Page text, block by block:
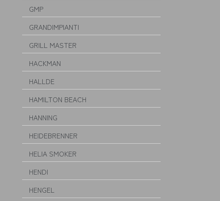
GMP
GRANDIMPIANTI
GRILL MASTER
HACKMAN
HALLDE
HAMILTON BEACH
HANNING
HEIDEBRENNER
HELIA SMOKER
HENDI
HENGEL